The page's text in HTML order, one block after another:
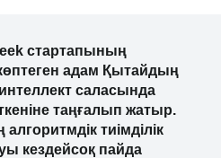
стартапының
көптеген адам Қытайдың
саласында
таңғалып жатыр.
тиімділік
кездейсоқ пайда